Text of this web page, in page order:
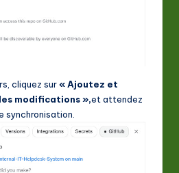
cliquez sur« Ajoutez et
modifications »,et attendez
synchronisation.